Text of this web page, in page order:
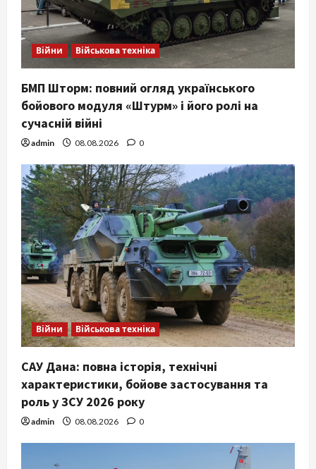
Війни Військова техніка
БМП Шторм: повний огляд українського
бойового модуля «Штурм» і його ролі на
сучасній війні
admin 08.08.2026 0
Війни Військова техніка
САУ Дана: повна історія, технічні
характеристики, бойове застосування та
роль у ЗСУ 2026 року
admin 08.08.2026 0